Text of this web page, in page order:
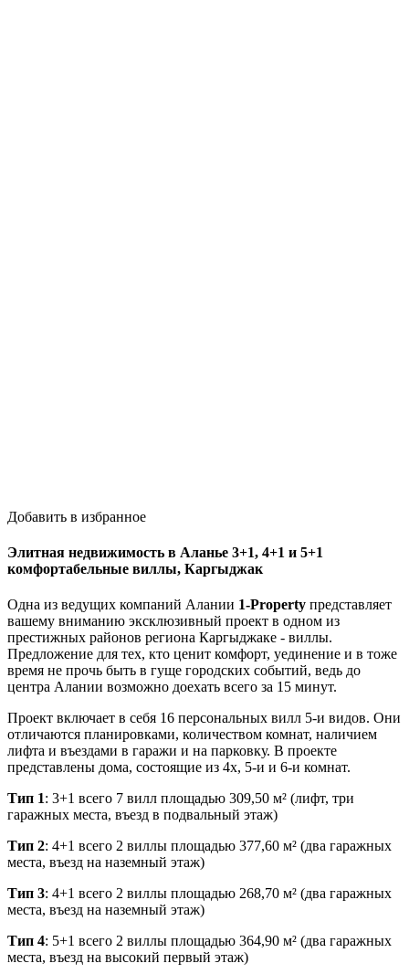
Добавить в избранное
Элитная недвижимость в Аланье 3+1, 4+1 и 5+1
комфортабельные виллы, Каргыджак
Одна из ведущих компаний Алании 1-Property представляет
вашему вниманию эксклюзивный проект в одном из
престижных районов региона Каргыджаке - виллы.
Предложение для тех, кто ценит комфорт, уединение и в тоже
время не прочь быть в гуще городских событий, ведь до
центра Алании возможно доехать всего за 15 минут.
Проект включает в себя 16 персональных вилл 5-и видов. Они
отличаются планировками, количеством комнат, наличием
лифта и въездами в гаражи и на парковку. В проекте
представлены дома, состоящие из 4х, 5-и и 6-и комнат.
Тип 1: 3+1 всего 7 вилл площадью 309,50 м² (лифт, три
гаражных места, въезд в подвальный этаж)
Тип 2: 4+1 всего 2 виллы площадью 377,60 м² (два гаражных
места, въезд на наземный этаж)
Тип 3: 4+1 всего 2 виллы площадью 268,70 м² (два гаражных
места, въезд на наземный этаж)
Тип 4: 5+1 всего 2 виллы площадью 364,90 м² (два гаражных
места, въезд на высокий первый этаж)